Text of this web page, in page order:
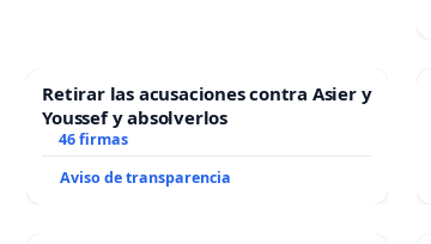
Retirar las acusaciones contra Asier y
Youssef y absolverlos
46 firmas
Aviso de transparencia